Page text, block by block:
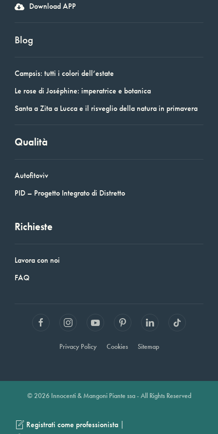
Download APP
Blog
Campsis: tutti i colori dell’estate
Le rose di Joséphine: imperatrice e botanica
Santa a Zita a Lucca e il risveglio della natura in primavera
Qualità
Autofitoviv
PID – Progetto Integrato di Distretto
Richieste
Lavora con noi
FAQ
Privacy Policy Cookies Sitemap
© 2026 Innocenti & Mangoni Piante ssa - All Rights Reserved
Registrati come professionista |